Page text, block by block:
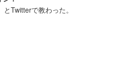
Twitterで教わった。